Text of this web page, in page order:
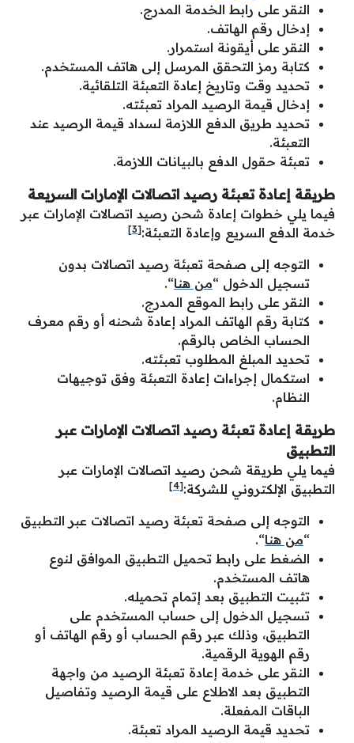
النقر على رابط الخدمة المدرج.
إدخال رقم الهاتف.
النقر على أيقونة استمرار.
كتابة رمز التحقق المرسل إلى هاتف المستخدم.
تحديد وقت وتاريخ إعادة التعبئة التلقائية.
إدخال قيمة الرصيد المراد تعبئته.
تحديد طريق الدفع اللازمة لسداد قيمة الرصيد عند
التعبئة.
تعبئة حقول الدفع بالبيانات اللازمة.
طريقة إعادة تعبئة رصيد اتصالات الإمارات السريعة
فيما يلي خطوات إعادة شحن رصيد اتصالات الإمارات عبر
خدمة الدفع السريع وإعادة التعبئة:[3]
التوجه إلى صفحة تعبئة رصيد اتصالات بدون
تسجيل الدخول “من هنا“.
النقر على رابط الموقع المدرج.
كتابة رقم الهاتف المراد إعادة شحنه أو رقم معرف
الحساب الخاص بالرقم.
تحديد المبلغ المطلوب تعبئته.
استكمال إجراءات إعادة التعبئة وفق توجيهات
النظام.
طريقة إعادة تعبئة رصيد اتصالات الإمارات عبر
التطبيق
فيما يلي طريقة شحن رصيد اتصالات الإمارات عبر
التطبيق الإلكتروني للشركة:[4]
التوجه إلى صفحة تعبئة رصيد اتصالات عبر التطبيق
“من هنا“.
الضغط على رابط تحميل التطبيق الموافق لنوع
هاتف المستخدم.
تثبيت التطبيق بعد إتمام تحميله.
تسجيل الدخول إلى حساب المستخدم على
التطبيق، وذلك عبر رقم الحساب أو رقم الهاتف أو
رقم الهوية الرقمية.
النقر على خدمة إعادة تعبئة الرصيد من واجهة
التطبيق بعد الاطلاع على قيمة الرصيد وتفاصيل
الباقات المفعلة.
تحديد قيمة الرصيد المراد تعبئة.